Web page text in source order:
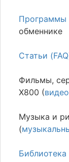
Программы
обменнике
Статьи
Фильмы,
X800 (
Музыка и
(
Библиотека